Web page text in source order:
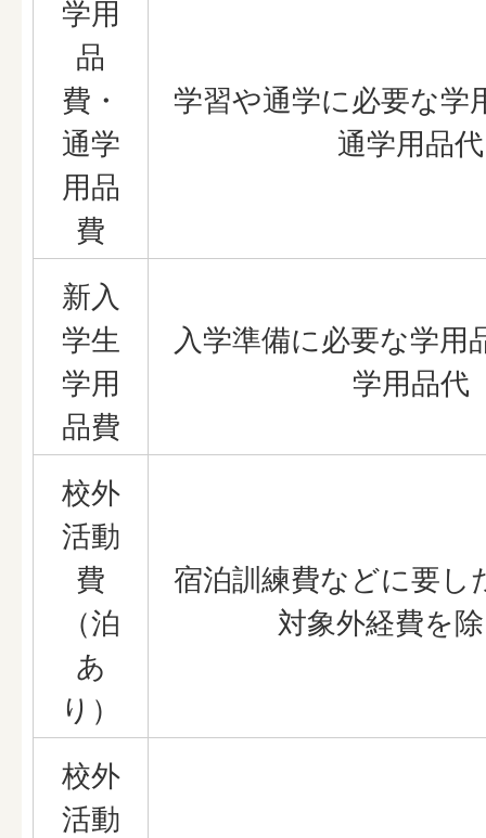
学用
品
費・
通学
用品
費
学習や通学に必要な学
通学用品代
新入
学生
学用
品費
入学準備に必要な学用
学用品代
校外
活動
費
（泊
あ
り）
宿泊訓練費などに要し
対象外経費を
校外
活動